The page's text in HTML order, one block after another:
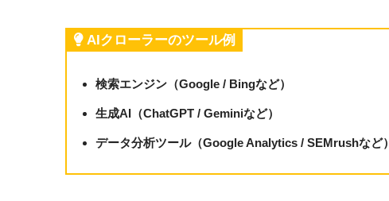
AIクローラーのツール例
検索エンジン（Google / Bingなど）
生成AI（ChatGPT / Geminiなど）
データ分析ツール（Google Analytics / SEMrushなど）